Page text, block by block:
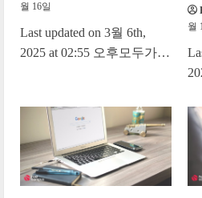
월 16일
Last updated on 3월 6th,
2025 at 02:55 오후모두가
월